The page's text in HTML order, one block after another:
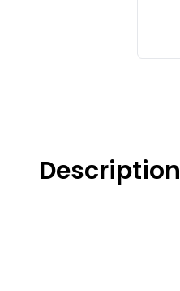
Description